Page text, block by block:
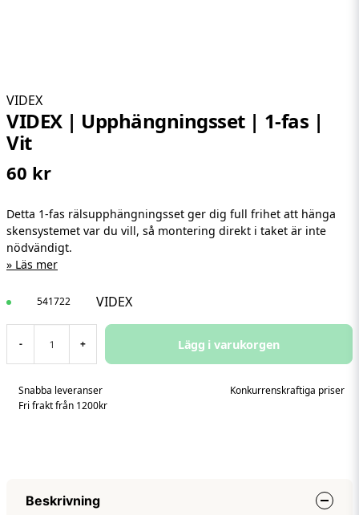
VIDEX
VIDEX | Upphängningsset | 1-fas |
Vit
60 kr
Detta 1-fas rälsupphängningsset ger dig full frihet att hänga
skensystemet var du vill, så montering direkt i taket är inte
nödvändigt.
Läs mer
541722 VIDEX
- + Lägg i varukorgen
Snabba leveranser
Konkurrenskraftiga priser
Fri frakt från 1200kr
Beskrivning